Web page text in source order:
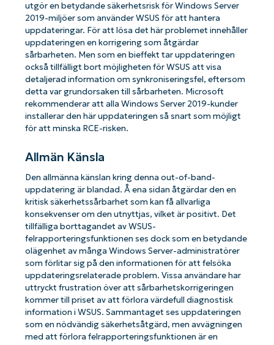
utgör en betydande säkerhetsrisk för Windows Server
2019-miljöer som använder WSUS för att hantera
uppdateringar. För att lösa det här problemet innehåller
uppdateringen en korrigering som åtgärdar
sårbarheten. Men som en bieffekt tar uppdateringen
också tillfälligt bort möjligheten för WSUS att visa
detaljerad information om synkroniseringsfel, eftersom
detta var grundorsaken till sårbarheten. Microsoft
rekommenderar att alla Windows Server 2019-kunder
installerar den här uppdateringen så snart som möjligt
för att minska RCE-risken.
Allmän Känsla
Den allmänna känslan kring denna out-of-band-
uppdatering är blandad. Å ena sidan åtgärdar den en
kritisk säkerhetssårbarhet som kan få allvarliga
konsekvenser om den utnyttjas, vilket är positivt. Det
tillfälliga borttagandet av WSUS-
felrapporteringsfunktionen ses dock som en betydande
olägenhet av många Windows Server-administratörer
som förlitar sig på den informationen för att felsöka
uppdateringsrelaterade problem. Vissa användare har
uttryckt frustration över att sårbarhetskorrigeringen
kommer till priset av att förlora värdefull diagnostisk
information i WSUS. Sammantaget ses uppdateringen
som en nödvändig säkerhetsåtgärd, men avvägningen
med att förlora felrapporteringsfunktionen är en